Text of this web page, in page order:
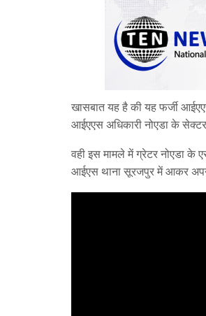
खासबात यह है की यह फर्जी
आईएएस अधिकारी नोएडा के
वही इस मामले में ग्रेटर नोएडा के
आईएस थाना सूरजपुर में आकर अपने